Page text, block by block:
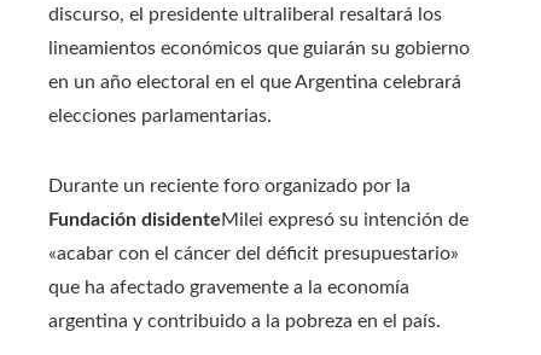
discurso, el presidente ultraliberal resaltará los
lineamientos económicos que guiarán su gobierno
en un año electoral en el que Argentina celebrará
elecciones parlamentarias.
Durante un reciente foro organizado por la
Fundación disidenteMilei expresó su intención de
«acabar con el cáncer del déficit presupuestario»
que ha afectado gravemente a la economía
argentina y contribuido a la pobreza en el país.